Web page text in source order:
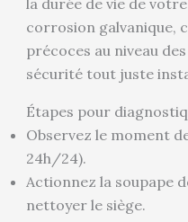
corrosion galvanique,
précoces au niveau
sécurité tout juste
Étapes pour
Observez le moment
24h/24).
Actionnez la soupape
nettoyer le siège.